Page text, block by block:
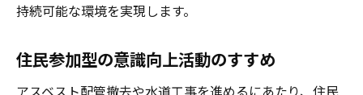
持続可能な環境を実現します。
住民参加型の意識向上活動のすすめ
アスベスト配管撤去や水道工事を進めるにあたり、住民